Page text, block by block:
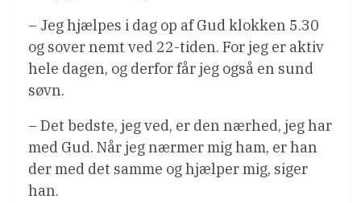
– Jeg hjælpes i dag op af Gud klokken 5.30
og sover nemt ved 22-tiden. For jeg er aktiv
hele dagen, og derfor får jeg også en sund
søvn.
– Det bedste, jeg ved, er den nærhed, jeg har
med Gud. Når jeg nærmer mig ham, er han
der med det samme og hjælper mig, siger
han.